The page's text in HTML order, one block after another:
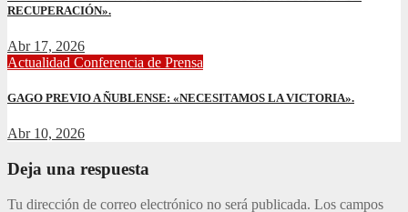
RECUPERACIÓN».
Abr 17, 2026
Actualidad Conferencia de Prensa
GAGO PREVIO A ÑUBLENSE: «NECESITAMOS LA VICTORIA».
Abr 10, 2026
Deja una respuesta
Tu dirección de correo electrónico no será publicada. Los campos